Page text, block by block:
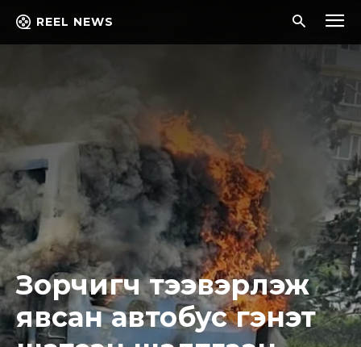
REEL NEWS
Зорчигч тээвэрлэж
явсан автобус гэнэт